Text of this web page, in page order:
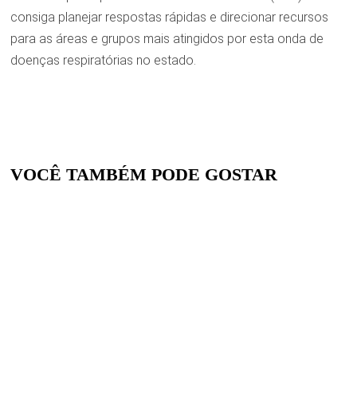
consiga planejar respostas rápidas e direcionar recursos
para as áreas e grupos mais atingidos por esta onda de
doenças respiratórias no estado.
VOCÊ TAMBÉM PODE GOSTAR